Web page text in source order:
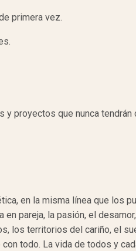
primera vez.
y proyectos que nunca
en la misma línea que los
pareja, la pasión, el
los territorios del cariño, el
todo. La vida de todos y